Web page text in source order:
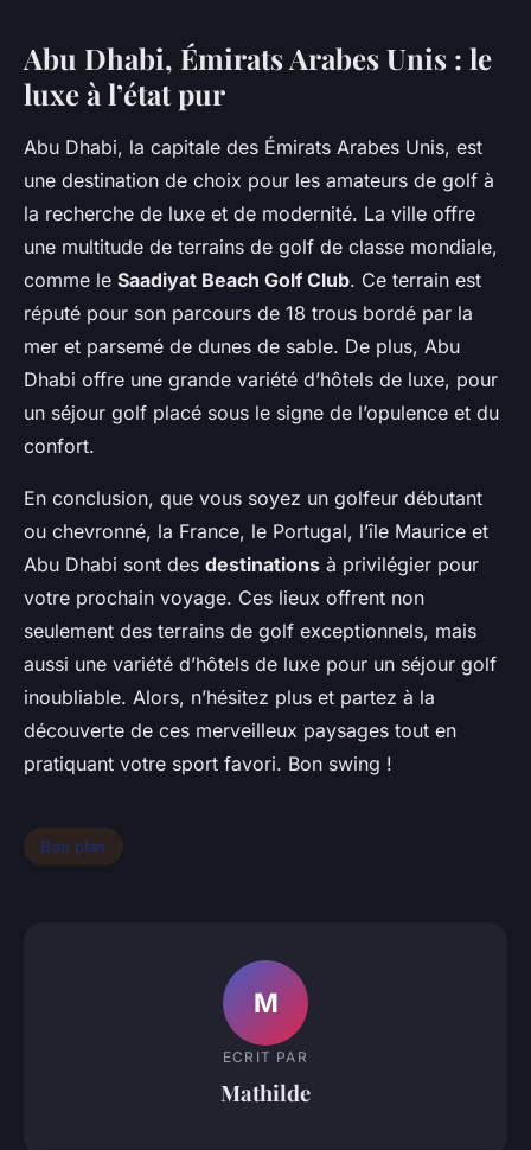
Abu Dhabi, Émirats Arabes Unis : le
luxe à l’état pur
Abu Dhabi, la capitale des Émirats Arabes Unis, est
une destination de choix pour les amateurs de golf à
la recherche de luxe et de modernité. La ville offre
une multitude de terrains de golf de classe mondiale,
comme le Saadiyat Beach Golf Club. Ce terrain est
réputé pour son parcours de 18 trous bordé par la
mer et parsemé de dunes de sable. De plus, Abu
Dhabi offre une grande variété d’hôtels de luxe, pour
un séjour golf placé sous le signe de l’opulence et du
confort.
En conclusion, que vous soyez un golfeur débutant
ou chevronné, la France, le Portugal, l’île Maurice et
Abu Dhabi sont des destinations à privilégier pour
votre prochain voyage. Ces lieux offrent non
seulement des terrains de golf exceptionnels, mais
aussi une variété d’hôtels de luxe pour un séjour golf
inoubliable. Alors, n’hésitez plus et partez à la
découverte de ces merveilleux paysages tout en
pratiquant votre sport favori. Bon swing !
Bon plan
M
ECRIT PAR
Mathilde